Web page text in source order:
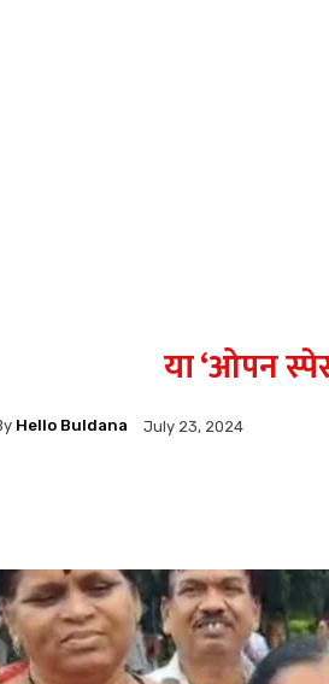
या ‘ओपन
Hello Buldana July 23, 2024